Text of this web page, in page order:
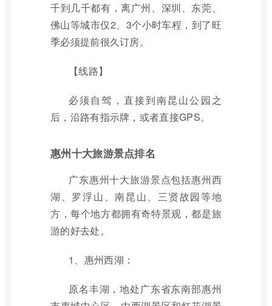
千到几千都有，离广州、深圳、东莞、
佛山等城市仅2、3个小时车程，到了旺
季必须提前很久订房。
【线路】
必须自驾，直接到南昆山公园之
后，沿路有指示牌，或者直接GPS。
惠州十大旅游景点排名
广东惠州十大旅游景点包括惠州西
湖、罗浮山、南昆山、三贤故园等地
方，每个地方都拥有奇特景观，都是旅
游的好去处。
1、惠州西湖：
原名丰湖，地处广东省东南部惠州